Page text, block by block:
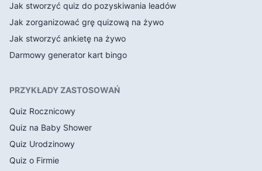
Jak stworzyć quiz do pozyskiwania leadów
Jak zorganizować grę quizową na żywo
Jak stworzyć ankietę na żywo
Darmowy generator kart bingo
PRZYKŁADY ZASTOSOWAŃ
Quiz Rocznicowy
Quiz na Baby Shower
Quiz Urodzinowy
Quiz o Firmie